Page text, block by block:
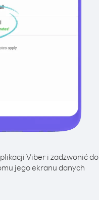
Viber i zadzwonić do
jego ekranu danych